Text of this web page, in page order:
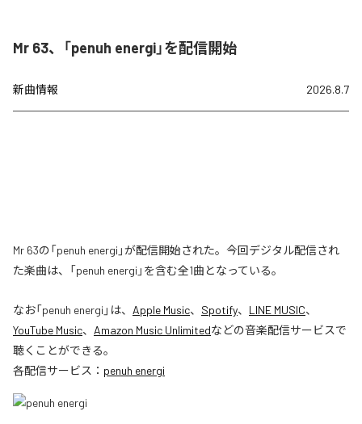
Mr 63、「penuh energi」を配信開始
新曲情報 2026.8.7
Mr 63の「penuh energi」が配信開始された。今回デジタル配信され
た楽曲は、「penuh energi」を含む全1曲となっている。
なお「penuh energi 」は、 Apple Music、 Spotify、 LINE MUSIC、
YouTube Music、 Amazon Music Unlimitedなどの音楽配信サービスで
聴くことができる。
各配信サービス： penuh energi